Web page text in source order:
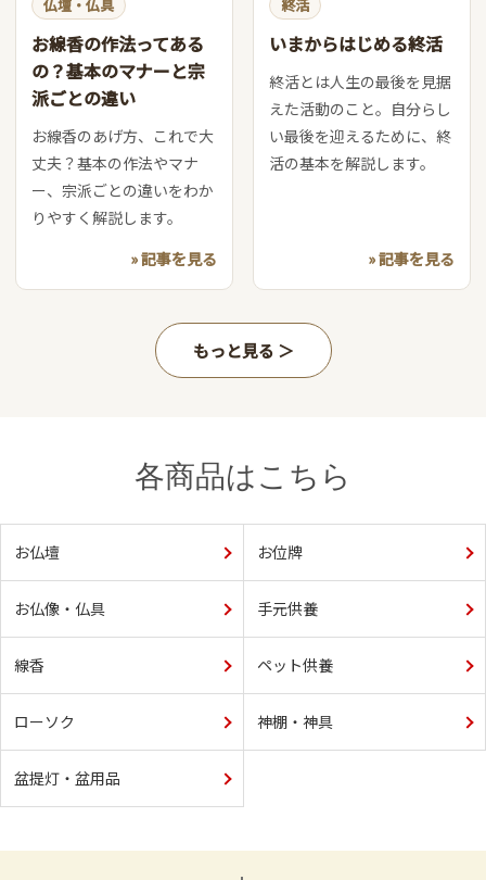
仏壇・仏具
お線香の作法ってある
の？基本のマナーと宗
派ごとの違い
お線香のあげ方、これで大
丈夫？基本の作法やマナ
ー、宗派ごとの違いをわか
りやすく解説します。
» 記事を見る
終活
いまからはじめる終活
終活とは人生の最後を見据
えた活動のこと。自分らし
い最後を迎えるために、終
活の基本を解説します。
» 記事を見る
もっと見る
各商品はこちら
お仏壇 お位牌
お仏像・仏具 手元供養
線香 ペット供養
ローソク 神棚・神具
盆提灯・盆用品